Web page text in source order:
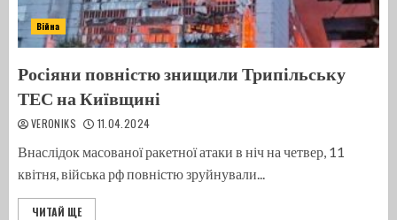
Війна
Росіяни повністю знищили Трипільську
ТЕС на Київщині
VERONIKS 11.04.2024
Внаслідок масованої ракетної атаки в ніч на четвер, 11
квітня, війська рф повністю зруйнували...
ЧИТАЙ ЩЕ